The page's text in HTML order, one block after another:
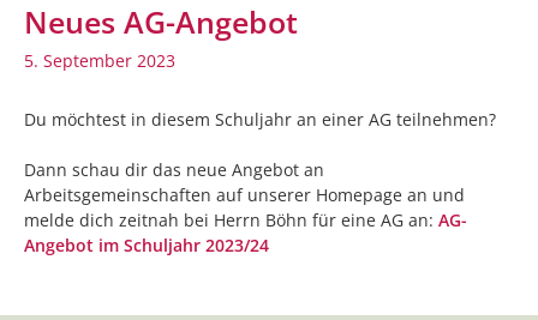
Neues AG-Angebot
5. September 2023
Du möchtest in diesem Schuljahr an einer AG teilnehmen?
Dann schau dir das neue Angebot an
Arbeitsgemeinschaften auf unserer Homepage an und
melde dich zeitnah bei Herrn Böhn für eine AG an: AG-
Angebot im Schuljahr 2023/24